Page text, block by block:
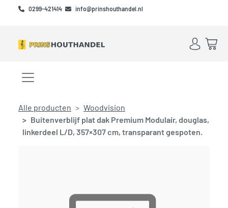
Skip to main content
Skip to footer
0299-421414 info@prinshouthandel.nl
Account
Menu openen/sluiten
Alle producten
Woodvision
Buitenverblijf plat dak Premium Modulair, douglas,
linkerdeel L/D, 357×307 cm, transparant gespoten.